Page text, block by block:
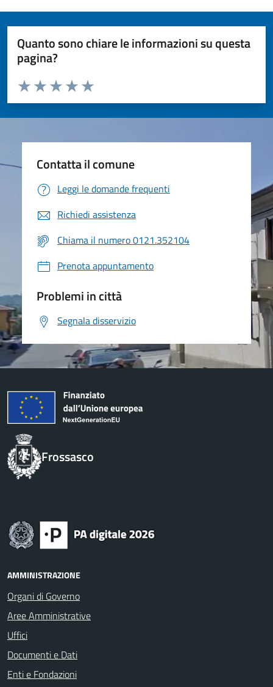
Quanto sono chiare le informazioni su questa
pagina?
Valuta da 1 a 5 stelle la pagina
Valuta 5 stelle su 5
Valuta 4 stelle su 5
Valuta 3 stelle su 5
Valuta 2 stelle su 5
Valuta 1 stelle su 5
Contatta il comune
Leggi le domande frequenti
Richiedi assistenza
Chiama il numero 0121.352104
Prenota appuntamento
Problemi in città
Segnala disservizio
Frossasco
AMMINISTRAZIONE
Organi di Governo
Aree Amministrative
Uffici
Documenti e Dati
Enti e Fondazioni